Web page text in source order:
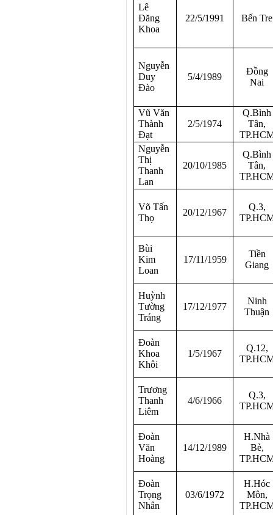
Lê
Đăng
Khoa
22/5/1991 Bến Tre
Nguyễn
Duy
Đào
5/4/1989
Đồng
Nai
Vũ Văn
Thành
Đạt
2/5/1974
Q.Bình
Tân,
Nguyễn
Thị
Thanh
Lan
20/10/1985
Q.Bình
Tân,
Võ Tấn
Thọ
20/12/1967
Q.3,
Bùi
Kim
Loan
17/11/1959
Tiền
Giang
Huỳnh
Tường
Tráng
17/12/1977
Ninh
Thuận
Đoàn
Khoa
Khôi
1/5/1967
Q.12,
Trương
Thanh
Liêm
4/6/1966
Q.3,
Đoàn
Văn
Hoàng
14/12/1989
H.Nhà
Bè,
Đoàn
Trọng
Nhân
03/6/1972
H.Hóc
Môn,